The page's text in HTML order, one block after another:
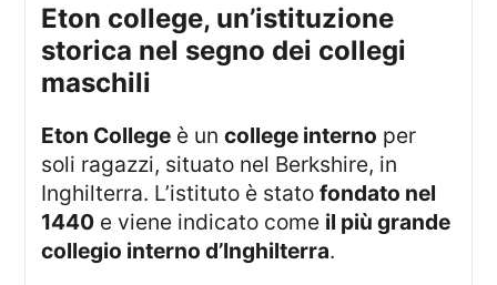
eton college, un’istituzione
storica nel segno dei collegi
maschili
Eton College è uncollege interno per
soli ragazzi, situato nel Berkshire, in
Inghilterra. L’istituto è statofondato nel
1440 e viene indicato come il più grande
collegio interno d’Inghilterra.